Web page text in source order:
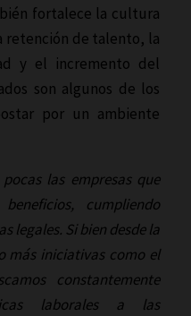
fortalece la cultura
retención de talento, la
y el incremento del
son algunos de los
por un ambiente
las empresas que
cumpliendo
legales. Si bien desde la
más iniciativas como el
constantemente
laborales a las